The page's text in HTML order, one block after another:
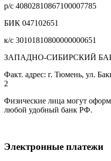
р/с 40802810867100007785
БИК 047102651
к/с 30101810800000000651
ЗАПАДНО-СИБИРСКИЙ
Факт. адрес: г. Тюмень, ул.
2
Физические лица могут
любой удобный банк РФ.
Электронные платежи